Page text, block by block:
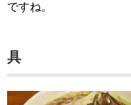
ですね。
具